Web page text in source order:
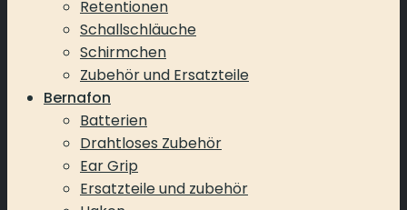
Retentionen
Schallschläuche
Schirmchen
Zubehör und Ersatzteile
Bernafon
Batterien
Drahtloses Zubehör
Ear Grip
Ersatzteile und zubehör